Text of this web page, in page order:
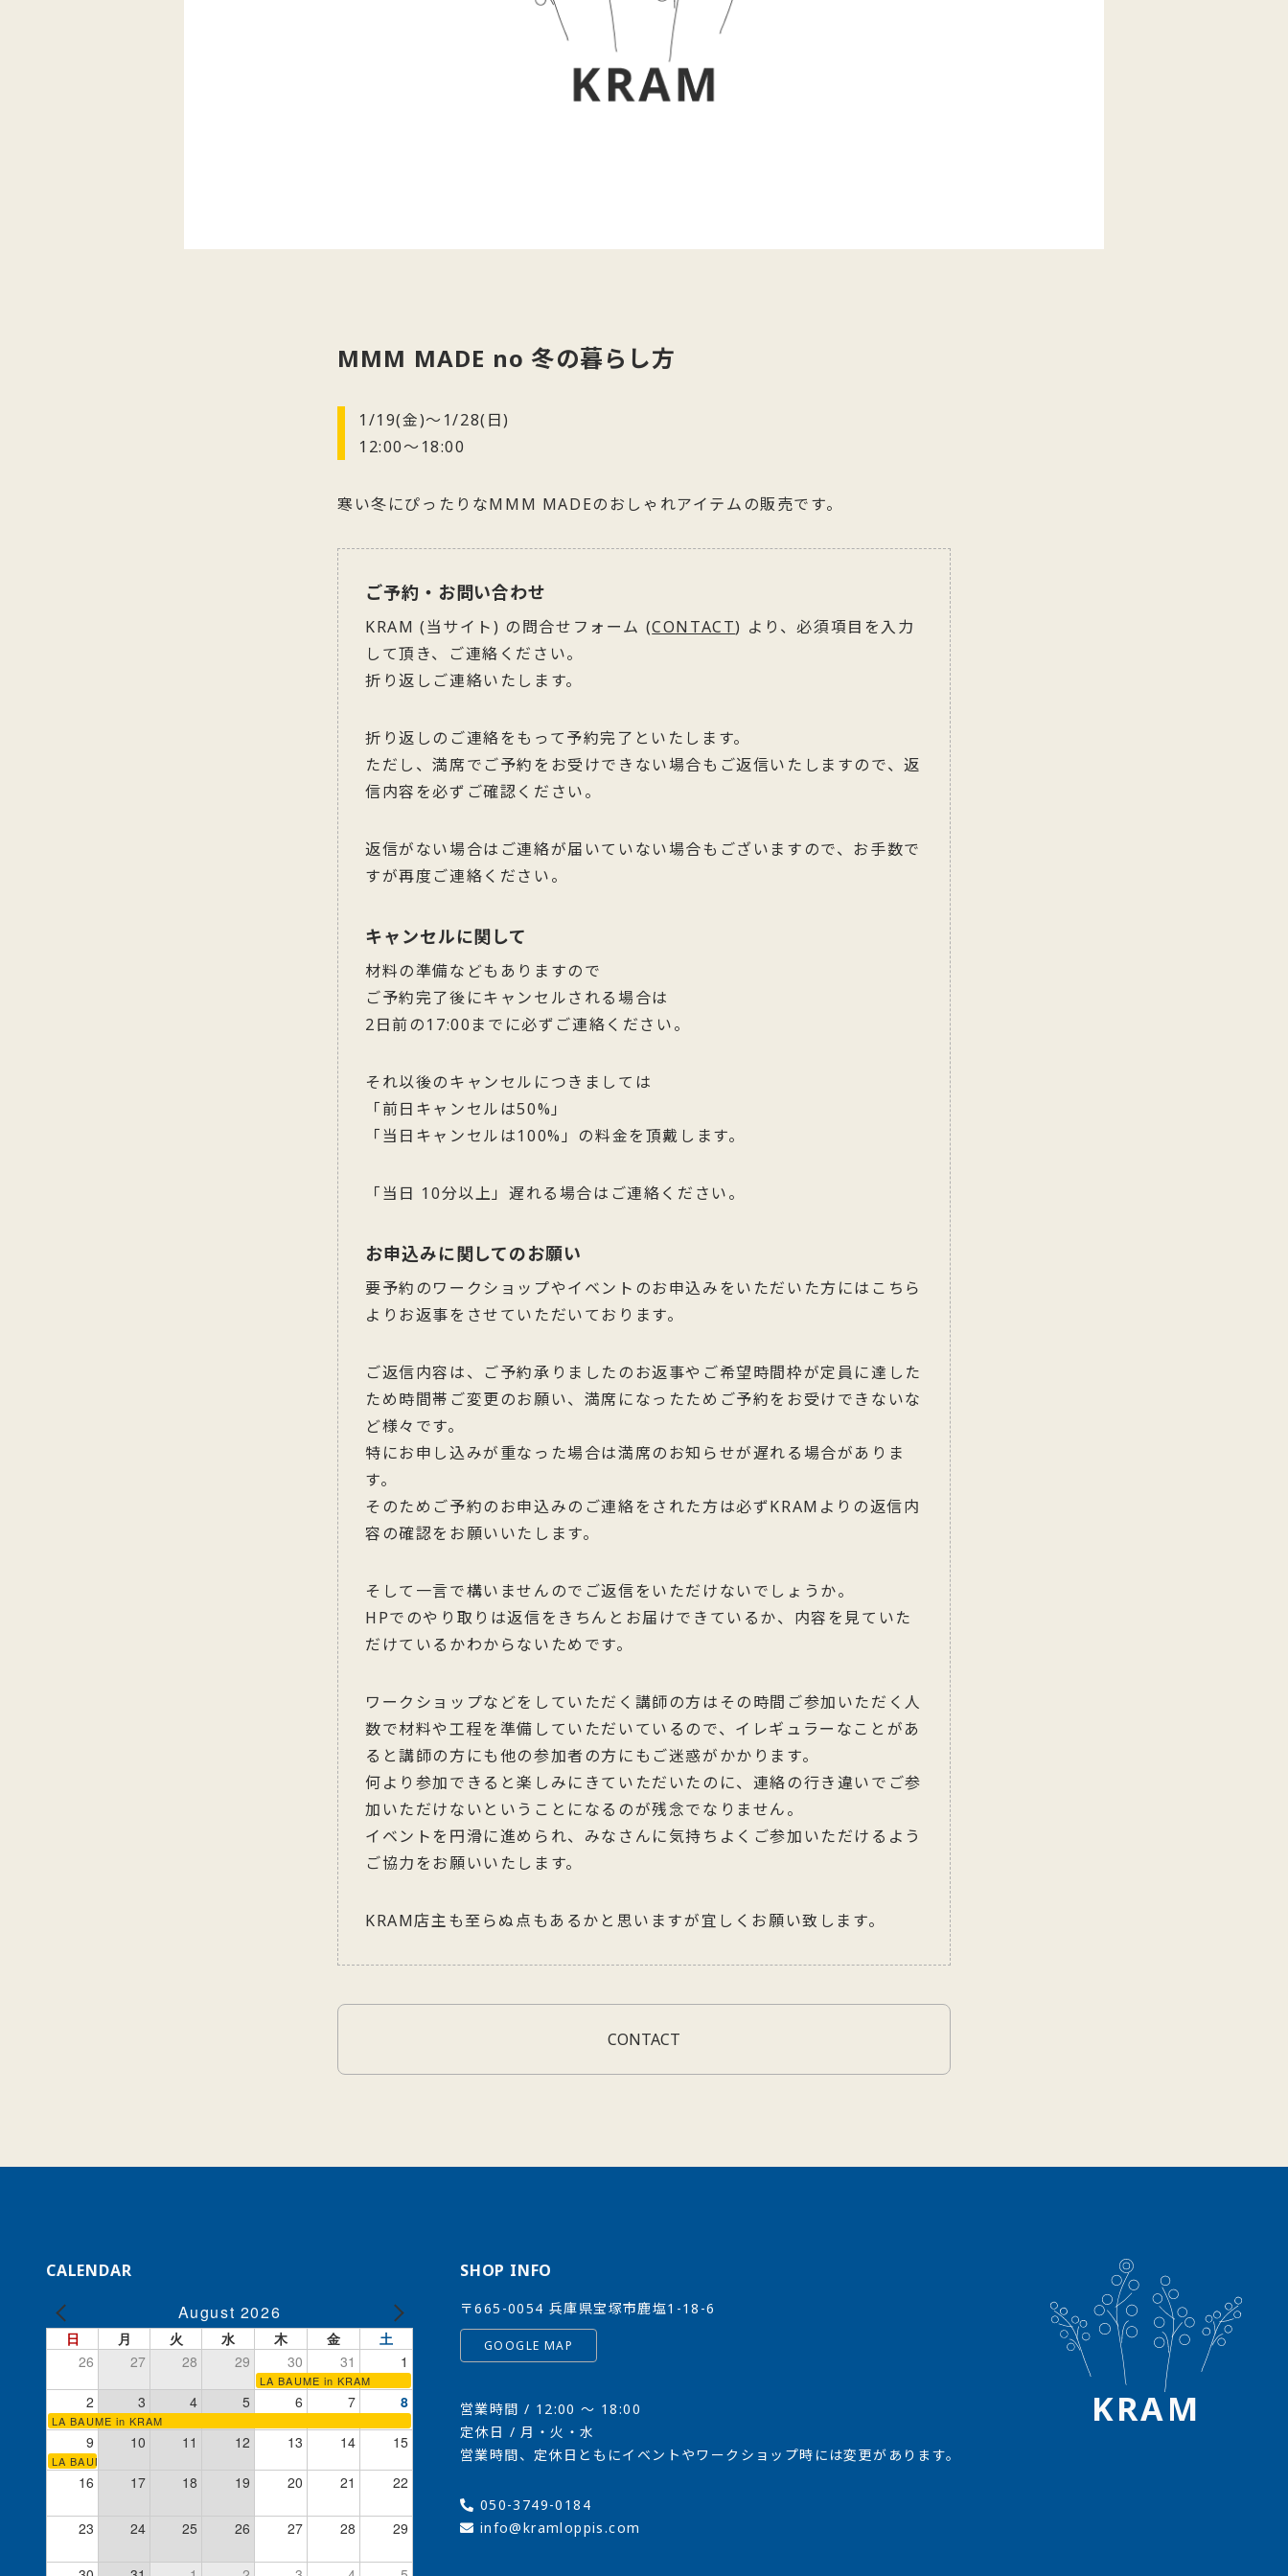
MMM MADE no 冬の暮らし方
1/19(金)～1/28(日)
12:00～18:00
寒い冬にぴったりなMMM MADEのおしゃれアイテムの販売です。
ご予約・お問い合わせ
KRAM (当サイト) の問合せフォーム (CONTACT) より、必須項目を入力
して頂き、ご連絡ください。
折り返しご連絡いたします。
折り返しのご連絡をもって予約完了といたします。
ただし、満席でご予約をお受けできない場合もご返信いたしますので、返
信内容を必ずご確認ください。
返信がない場合はご連絡が届いていない場合もございますので、お手数で
すが再度ご連絡ください。
キャンセルに関して
材料の準備などもありますので
ご予約完了後にキャンセルされる場合は
2日前の17:00までに必ずご連絡ください。
それ以後のキャンセルにつきましては
「前日キャンセルは50%」
「当日キャンセルは100%」の料金を頂戴します。
「当日 10分以上」遅れる場合はご連絡ください。
お申込みに関してのお願い
要予約のワークショップやイベントのお申込みをいただいた方にはこちら
よりお返事をさせていただいております。
ご返信内容は、ご予約承りましたのお返事やご希望時間枠が定員に達した
ため時間帯ご変更のお願い、満席になったためご予約をお受けできないな
ど様々です。
特にお申し込みが重なった場合は満席のお知らせが遅れる場合がありま
す。
そのためご予約のお申込みのご連絡をされた方は必ずKRAMよりの返信内
容の確認をお願いいたします。
そして一言で構いませんのでご返信をいただけないでしょうか。
HPでのやり取りは返信をきちんとお届けできているか、内容を見ていた
だけているかわからないためです。
ワークショップなどをしていただく講師の方はその時間ご参加いただく人
数で材料や工程を準備していただいているので、イレギュラーなことがあ
ると講師の方にも他の参加者の方にもご迷惑がかかります。
何より参加できると楽しみにきていただいたのに、連絡の行き違いでご参
加いただけないということになるのが残念でなりません。
イベントを円滑に進められ、みなさんに気持ちよくご参加いただけるよう
ご協力をお願いいたします。
KRAM店主も至らぬ点もあるかと思いますが宜しくお願い致します。
CONTACT
CALENDAR
August 2026
日 月 火 水 木 金
土
26
27 28 29 30 31 1
LA BAUME in KRAM
2 3 4 5 6 7 8
LA BAUME in KRAM
9 10 11 12 13 14 15
LA BAUME in KRAM
16 17 18 19 20 21 22
23 24 25 26 27 28 29
SHOP INFO
〒665-0054 兵庫県宝塚市鹿塩1-18-6
GOOGLE MAP
営業時間 / 12:00 〜 18:00
定休日 / 月・火・水
営業時間、定休日ともにイベントやワークショップ時には変更があります。
050-3749-0184
info@kramloppis.com
KRAM